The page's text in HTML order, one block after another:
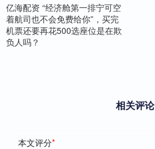
亿海配资 “经济舱第一排宁可空
着航司也不会免费给你”，买完
机票还要再花500选座位是在欺
负人吗？
相关评论
本文评分*